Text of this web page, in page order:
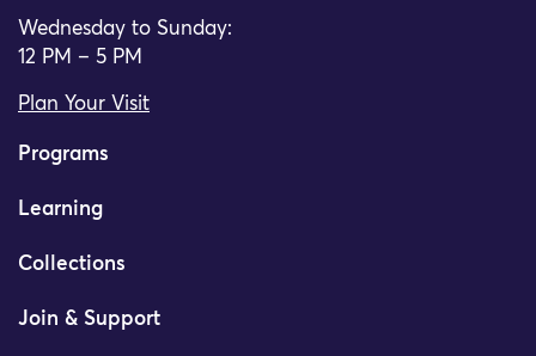
Wednesday to Sunday:
12 PM – 5 PM
Plan Your Visit
Programs
Learning
Collections
Join & Support